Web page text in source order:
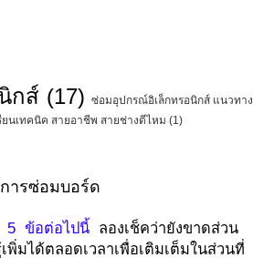
กส์ (17) ซ่อมอุปกรณ์อิเล็กทรอนิกส์ แนวทาง
ยนเทคนิค สายอาชีพ สายช่างดีไหม (1)
ารซ่อมบอร์ด
5 ข้อต่อไปนี้ ลองเช็คว่ายังขาดส่วน
มได้ตลอดเวลาเพื่อเติมเต็มในส่วนที่